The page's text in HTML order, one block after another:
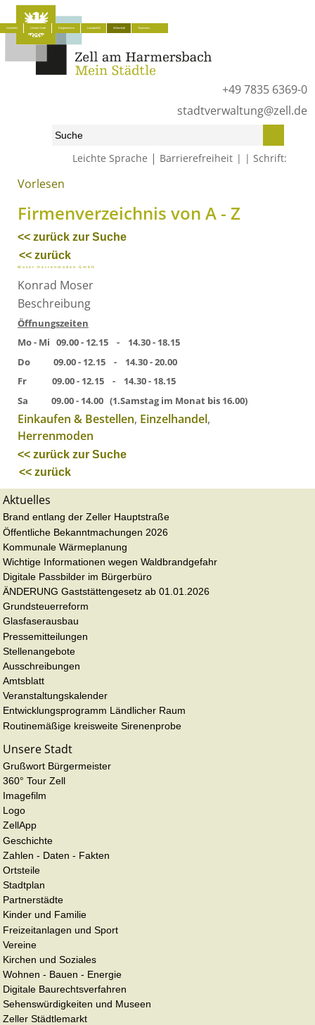
+49 7835 6369-0
stadtverwaltung@zell.de
Leichte Sprache | Barrierefreiheit Schrift:
Aktuelles Unsere Stadt Bürgerservice Lokalpolitik Wirtschaft Tourismus
Start» Wirtschaft» Firmenverzeichnis von A - Z
Vorlesen
Firmenverzeichnis von A - Z
<< zurück zur Suche
<< zurück
Moser Herrenmoden GmbH
Konrad Moser
Beschreibung
Öffnungszeiten
Mo - Mi 09.00 - 12.15 - 14.30 - 18.15
Do 09.00 - 12.15 - 14.30 - 20.00
Fr 09.00 - 12.15 - 14.30 - 18.15
Sa 09.00 - 14.00 (1.Samstag im Monat bis 16.00)
Einkaufen & Bestellen, Einzelhandel,
Herrenmoden
<< zurück zur Suche
<< zurück
Aktuelles
Brand entlang der Zeller Hauptstraße
Öffentliche Bekanntmachungen 2026
Kommunale Wärmeplanung
Wichtige Informationen wegen Waldbrandgefahr
Digitale Passbilder im Bürgerbüro
ÄNDERUNG Gaststättengesetz ab 01.01.2026
Grundsteuerreform
Glasfaserausbau
Pressemitteilungen
Stellenangebote
Ausschreibungen
Amtsblatt
Veranstaltungskalender
Entwicklungsprogramm Ländlicher Raum
Routinemäßige kreisweite Sirenenprobe
Unsere Stadt
Grußwort Bürgermeister
360° Tour Zell
Imagefilm
Logo
ZellApp
Geschichte
Zahlen - Daten - Fakten
Ortsteile
Stadtplan
Partnerstädte
Kinder und Familie
Freizeitanlagen und Sport
Vereine
Kirchen und Soziales
Wohnen - Bauen - Energie
Digitale Baurechtsverfahren
Sehenswürdigkeiten und Museen
Zeller Städtlemarkt